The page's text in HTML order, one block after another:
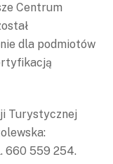
Centrum
dla podmiotów
Turystycznej
660 559 254.